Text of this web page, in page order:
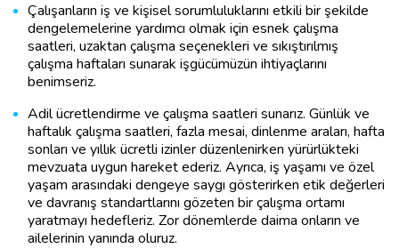
Çalışanların iş ve kişisel sorumluluklarını etkili bir şekilde
dengelemelerine yardımcı olmak için esnek çalışma
saatleri, uzaktan çalışma seçenekleri ve sıkıştırılmış
çalışma haftaları sunarak işgücümüzün ihtiyaçlarını
benimseriz.
Adil ücretlendirme ve çalışma saatleri sunarız. Günlük ve
haftalık çalışma saatleri, fazla mesai, dinlenme araları, hafta
sonları ve yıllık ücretli izinler düzenlenirken yürürlükteki
mevzuata uygun hareket ederiz. Ayrıca, iş yaşamı ve özel
yaşam arasındaki dengeye saygı gösterirken etik değerleri
ve davranış standartlarını gözeten bir çalışma ortamı
yaratmayı hedefleriz. Zor dönemlerde daima onların ve
ailelerinin yanında oluruz.